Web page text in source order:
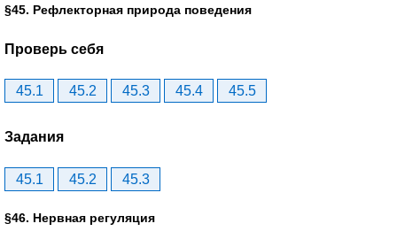
§45. Рефлекторная природа поведения
Проверь себя
45.1 45.2 45.3 45.4 45.5
Задания
45.1 45.2 45.3
§46. Нервная регуляция